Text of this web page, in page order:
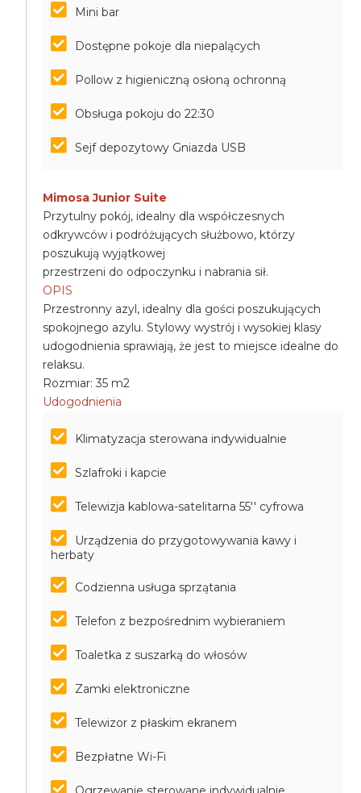
Mini bar
Dostępne pokoje dla niepalących
Pollow z higieniczną osłoną ochronną
Obsługa pokoju do 22:30
Sejf depozytowy Gniazda USB
Mimosa Junior Suite
Przytulny pokój, idealny dla współczesnych
odkrywców i podróżujących służbowo, którzy
poszukują wyjątkowej
przestrzeni do odpoczynku i nabrania sił.
OPIS
Przestronny azyl, idealny dla gości poszukujących
spokojnego azylu. Stylowy wystrój i wysokiej klasy
udogodnienia sprawiają, że jest to miejsce idealne do
relaksu.
Rozmiar: 35 m2
Udogodnienia
Klimatyzacja sterowana indywidualnie
Szlafroki i kapcie
Telewizja kablowa-satelitarna 55'' cyfrowa
Urządzenia do przygotowywania kawy i
herbaty
Codzienna usługa sprzątania
Telefon z bezpośrednim wybieraniem
Toaletka z suszarką do włosów
Zamki elektroniczne
Telewizor z płaskim ekranem
Bezpłatne Wi-Fi